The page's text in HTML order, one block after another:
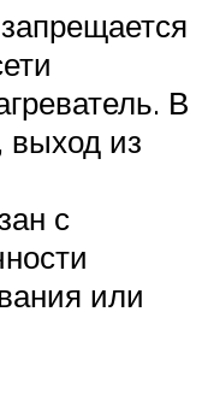
В
выход из
с
или